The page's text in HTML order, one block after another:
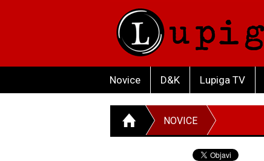
Novice D&K Lupiga TV
NOVICE